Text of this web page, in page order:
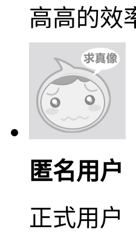
高高的效
匿名用户
正式用户